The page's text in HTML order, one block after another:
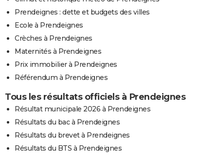
Prendeignes : dette et budgets des villes
Ecole à Prendeignes
Crèches à Prendeignes
Maternités à Prendeignes
Prix immobilier à Prendeignes
Référendum à Prendeignes
Tous les résultats officiels à Prendeignes
Résultat municipale 2026 à Prendeignes
Résultats du bac à Prendeignes
Résultats du brevet à Prendeignes
Résultats du BTS à Prendeignes